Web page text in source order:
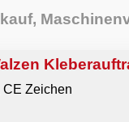
CE Zeichen